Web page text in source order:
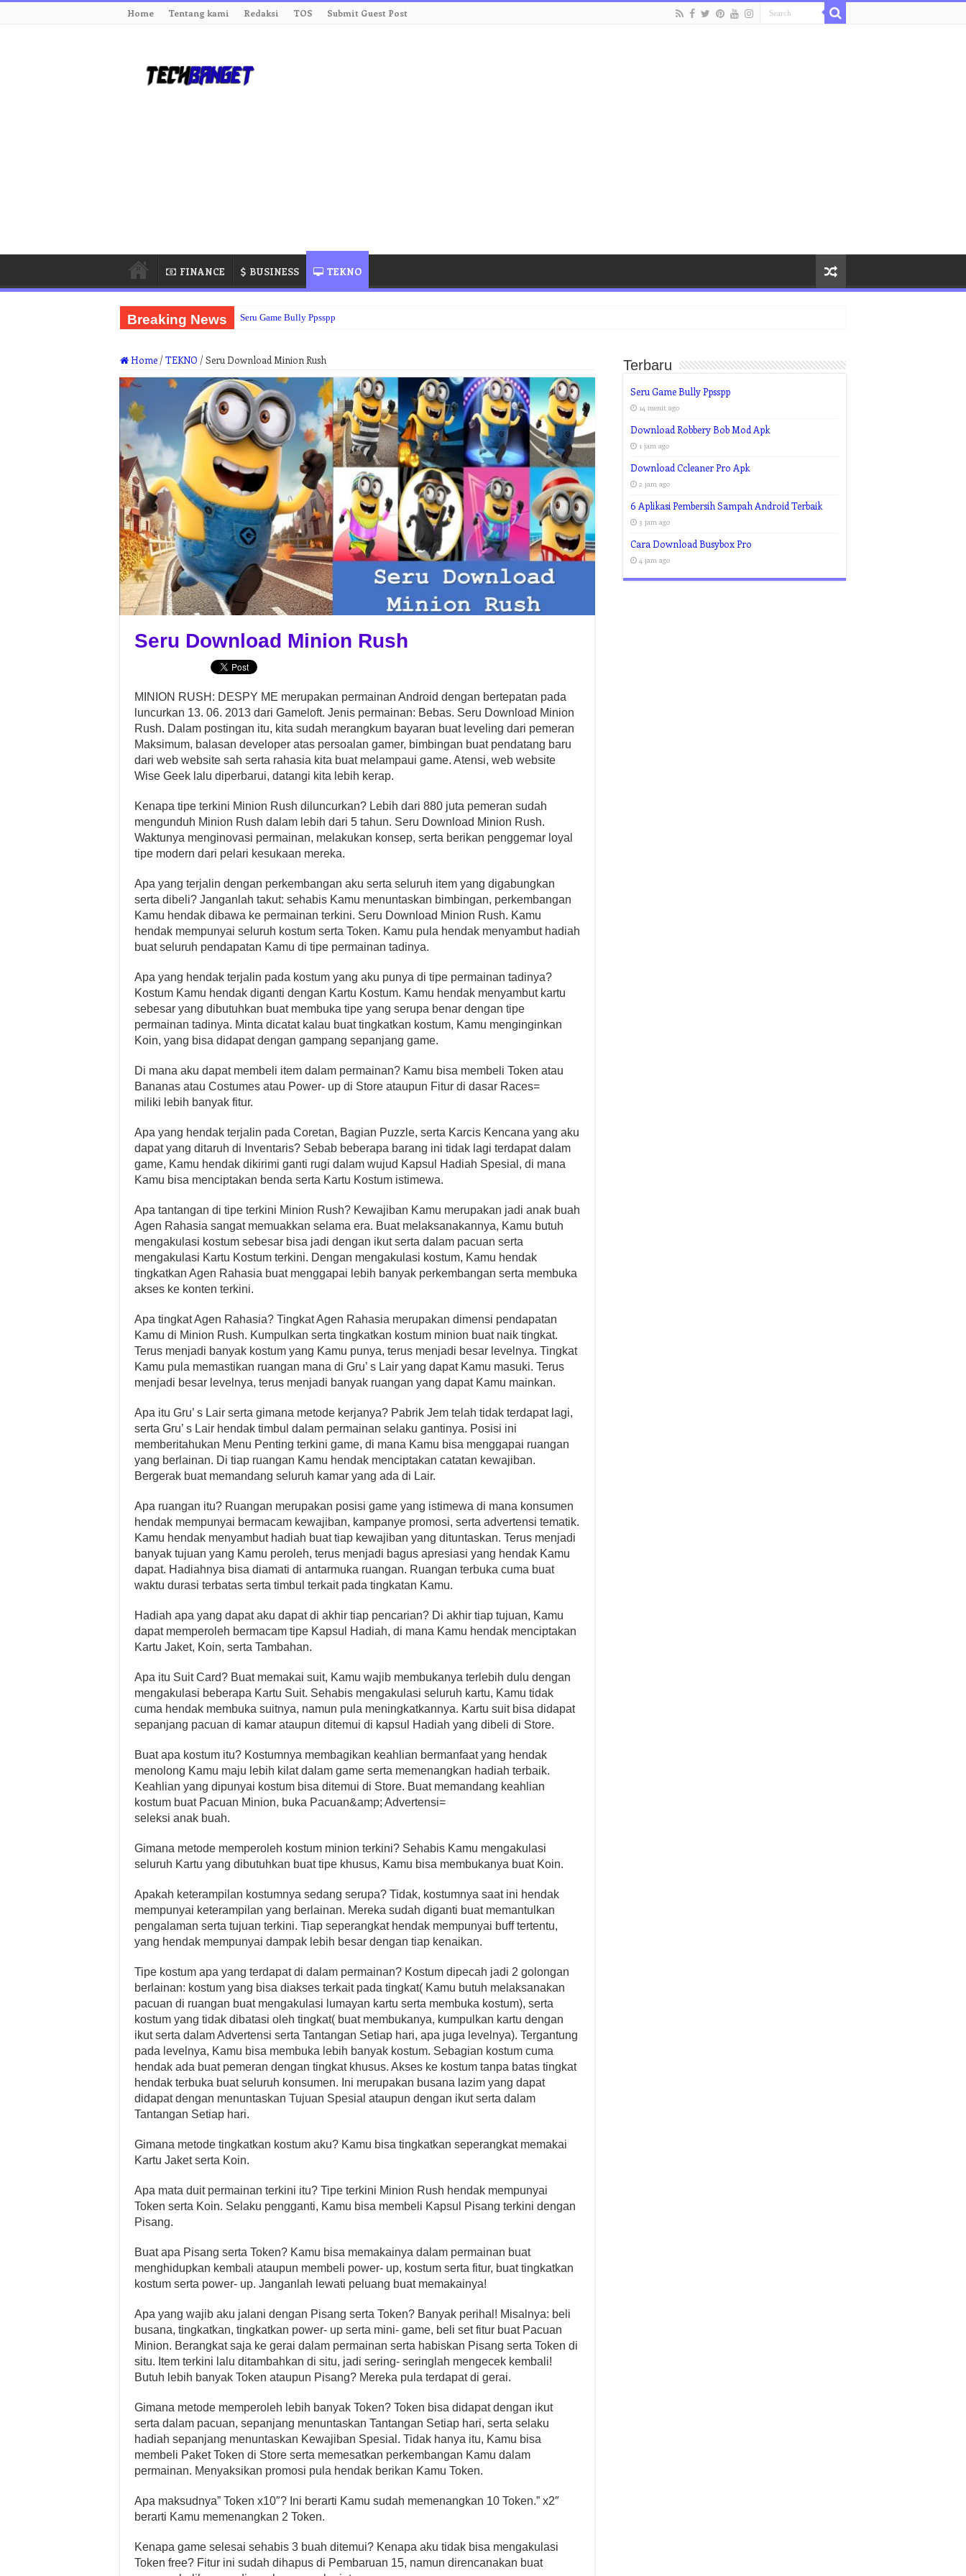
Home Tentang kami Redaksi TOS Submit Guest Post
FINANCE BUSINESS TEKNO
Breaking News Seru Game Bully Ppsspp
Home /TEKNO /Seru Download Minion Rush
Seru Download Minion Rush
MINION RUSH: DESPY ME merupakan permainan Android dengan bertepatan pada
luncurkan 13. 06. 2013 dari Gameloft. Jenis permainan: Bebas. Seru Download Minion
Rush. Dalam postingan itu, kita sudah merangkum bayaran buat leveling dari pemeran
Maksimum, balasan developer atas persoalan gamer, bimbingan buat pendatang baru
dari web website sah serta rahasia kita buat melampaui game. Atensi, web website
Wise Geek lalu diperbarui, datangi kita lebih kerap.
Kenapa tipe terkini Minion Rush diluncurkan? Lebih dari 880 juta pemeran sudah
mengunduh Minion Rush dalam lebih dari 5 tahun. Seru Download Minion Rush.
Waktunya menginovasi permainan, melakukan konsep, serta berikan penggemar loyal
tipe modern dari pelari kesukaan mereka.
Apa yang terjalin dengan perkembangan aku serta seluruh item yang digabungkan
serta dibeli? Janganlah takut: sehabis Kamu menuntaskan bimbingan, perkembangan
Kamu hendak dibawa ke permainan terkini. Seru Download Minion Rush. Kamu
hendak mempunyai seluruh kostum serta Token. Kamu pula hendak menyambut hadiah
buat seluruh pendapatan Kamu di tipe permainan tadinya.
Apa yang hendak terjalin pada kostum yang aku punya di tipe permainan tadinya?
Kostum Kamu hendak diganti dengan Kartu Kostum. Kamu hendak menyambut kartu
sebesar yang dibutuhkan buat membuka tipe yang serupa benar dengan tipe
permainan tadinya. Minta dicatat kalau buat tingkatkan kostum, Kamu menginginkan
Koin, yang bisa didapat dengan gampang sepanjang game.
Di mana aku dapat membeli item dalam permainan? Kamu bisa membeli Token atau
Bananas atau Costumes atau Power- up di Store ataupun Fitur di dasar Races=
miliki lebih banyak fitur.
Apa yang hendak terjalin pada Coretan, Bagian Puzzle, serta Karcis Kencana yang aku
dapat yang ditaruh di Inventaris? Sebab beberapa barang ini tidak lagi terdapat dalam
game, Kamu hendak dikirimi ganti rugi dalam wujud Kapsul Hadiah Spesial, di mana
Kamu bisa menciptakan benda serta Kartu Kostum istimewa.
Apa tantangan di tipe terkini Minion Rush? Kewajiban Kamu merupakan jadi anak buah
Agen Rahasia sangat memuakkan selama era. Buat melaksanakannya, Kamu butuh
mengakulasi kostum sebesar bisa jadi dengan ikut serta dalam pacuan serta
mengakulasi Kartu Kostum terkini. Dengan mengakulasi kostum, Kamu hendak
tingkatkan Agen Rahasia buat menggapai lebih banyak perkembangan serta membuka
akses ke konten terkini.
Apa tingkat Agen Rahasia? Tingkat Agen Rahasia merupakan dimensi pendapatan
Kamu di Minion Rush. Kumpulkan serta tingkatkan kostum minion buat naik tingkat.
Terus menjadi banyak kostum yang Kamu punya, terus menjadi besar levelnya. Tingkat
Kamu pula memastikan ruangan mana di Gru’ s Lair yang dapat Kamu masuki. Terus
menjadi besar levelnya, terus menjadi banyak ruangan yang dapat Kamu mainkan.
Apa itu Gru’ s Lair serta gimana metode kerjanya? Pabrik Jem telah tidak terdapat lagi,
serta Gru’ s Lair hendak timbul dalam permainan selaku gantinya. Posisi ini
memberitahukan Menu Penting terkini game, di mana Kamu bisa menggapai ruangan
yang berlainan. Di tiap ruangan Kamu hendak menciptakan catatan kewajiban.
Bergerak buat memandang seluruh kamar yang ada di Lair.
Apa ruangan itu? Ruangan merupakan posisi game yang istimewa di mana konsumen
hendak mempunyai bermacam kewajiban, kampanye promosi, serta advertensi tematik.
Kamu hendak menyambut hadiah buat tiap kewajiban yang dituntaskan. Terus menjadi
banyak tujuan yang Kamu peroleh, terus menjadi bagus apresiasi yang hendak Kamu
dapat. Hadiahnya bisa diamati di antarmuka ruangan. Ruangan terbuka cuma buat
waktu durasi terbatas serta timbul terkait pada tingkatan Kamu.
Hadiah apa yang dapat aku dapat di akhir tiap pencarian? Di akhir tiap tujuan, Kamu
dapat memperoleh bermacam tipe Kapsul Hadiah, di mana Kamu hendak menciptakan
Kartu Jaket, Koin, serta Tambahan.
Apa itu Suit Card? Buat memakai suit, Kamu wajib membukanya terlebih dulu dengan
mengakulasi beberapa Kartu Suit. Sehabis mengakulasi seluruh kartu, Kamu tidak
cuma hendak membuka suitnya, namun pula meningkatkannya. Kartu suit bisa didapat
sepanjang pacuan di kamar ataupun ditemui di kapsul Hadiah yang dibeli di Store.
Buat apa kostum itu? Kostumnya membagikan keahlian bermanfaat yang hendak
menolong Kamu maju lebih kilat dalam game serta memenangkan hadiah terbaik.
Keahlian yang dipunyai kostum bisa ditemui di Store. Buat memandang keahlian
kostum buat Pacuan Minion, buka Pacuan&amp; Advertensi=
seleksi anak buah.
Gimana metode memperoleh kostum minion terkini? Sehabis Kamu mengakulasi
seluruh Kartu yang dibutuhkan buat tipe khusus, Kamu bisa membukanya buat Koin.
Apakah keterampilan kostumnya sedang serupa? Tidak, kostumnya saat ini hendak
mempunyai keterampilan yang berlainan. Mereka sudah diganti buat memantulkan
pengalaman serta tujuan terkini. Tiap seperangkat hendak mempunyai buff tertentu,
yang hendak mempunyai dampak lebih besar dengan tiap kenaikan.
Tipe kostum apa yang terdapat di dalam permainan? Kostum dipecah jadi 2 golongan
berlainan: kostum yang bisa diakses terkait pada tingkat( Kamu butuh melaksanakan
pacuan di ruangan buat mengakulasi lumayan kartu serta membuka kostum), serta
kostum yang tidak dibatasi oleh tingkat( buat membukanya, kumpulkan kartu dengan
ikut serta dalam Advertensi serta Tantangan Setiap hari, apa juga levelnya). Tergantung
pada levelnya, Kamu bisa membuka lebih banyak kostum. Sebagian kostum cuma
hendak ada buat pemeran dengan tingkat khusus. Akses ke kostum tanpa batas tingkat
hendak terbuka buat seluruh konsumen. Ini merupakan busana lazim yang dapat
didapat dengan menuntaskan Tujuan Spesial ataupun dengan ikut serta dalam
Tantangan Setiap hari.
Gimana metode tingkatkan kostum aku? Kamu bisa tingkatkan seperangkat memakai
Kartu Jaket serta Koin.
Apa mata duit permainan terkini itu? Tipe terkini Minion Rush hendak mempunyai
Token serta Koin. Selaku pengganti, Kamu bisa membeli Kapsul Pisang terkini dengan
Pisang.
Buat apa Pisang serta Token? Kamu bisa memakainya dalam permainan buat
menghidupkan kembali ataupun membeli power- up, kostum serta fitur, buat tingkatkan
kostum serta power- up. Janganlah lewati peluang buat memakainya!
Apa yang wajib aku jalani dengan Pisang serta Token? Banyak perihal! Misalnya: beli
busana, tingkatkan, tingkatkan power- up serta mini- game, beli set fitur buat Pacuan
Minion. Berangkat saja ke gerai dalam permainan serta habiskan Pisang serta Token di
situ. Item terkini lalu ditambahkan di situ, jadi sering- seringlah mengecek kembali!
Butuh lebih banyak Token ataupun Pisang? Mereka pula terdapat di gerai.
Gimana metode memperoleh lebih banyak Token? Token bisa didapat dengan ikut
serta dalam pacuan, sepanjang menuntaskan Tantangan Setiap hari, serta selaku
hadiah sepanjang menuntaskan Kewajiban Spesial. Tidak hanya itu, Kamu bisa
membeli Paket Token di Store serta memesatkan perkembangan Kamu dalam
permainan. Menyaksikan promosi pula hendak berikan Kamu Token.
Apa maksudnya” Token x10″? Ini berarti Kamu sudah memenangkan 10 Token.” x2″
berarti Kamu memenangkan 2 Token.
Kenapa game selesai sehabis 3 buah ditemui? Kenapa aku tidak bisa mengakulasi
Token free? Fitur ini sudah dihapus di Pembaruan 15, namun direncanakan buat
Terbaru
Seru Game Bully Ppsspp
14 menit ago
Download Robbery Bob Mod Apk
1 jam ago
Download Ccleaner Pro Apk
2 jam ago
6 Aplikasi Pembersih Sampah Android Terbaik
3 jam ago
Cara Download Busybox Pro
4 jam ago